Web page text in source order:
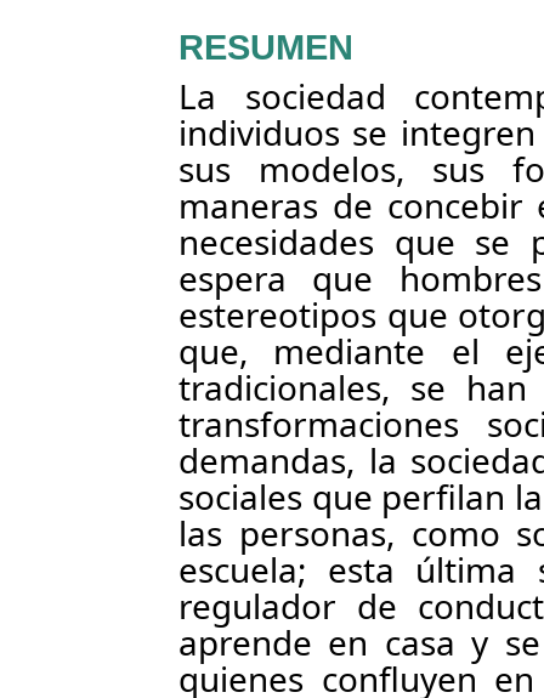
RESUMEN
La sociedad
individuos se
sus modelos, sus
maneras de
necesidades que se
espera que
estereotipos que
que, mediante el
tradicionales, se
transformaciones
demandas, la
sociales que perfilan
las personas, como
escuela; esta
regulador de
aprende en casa y
quienes confluyen